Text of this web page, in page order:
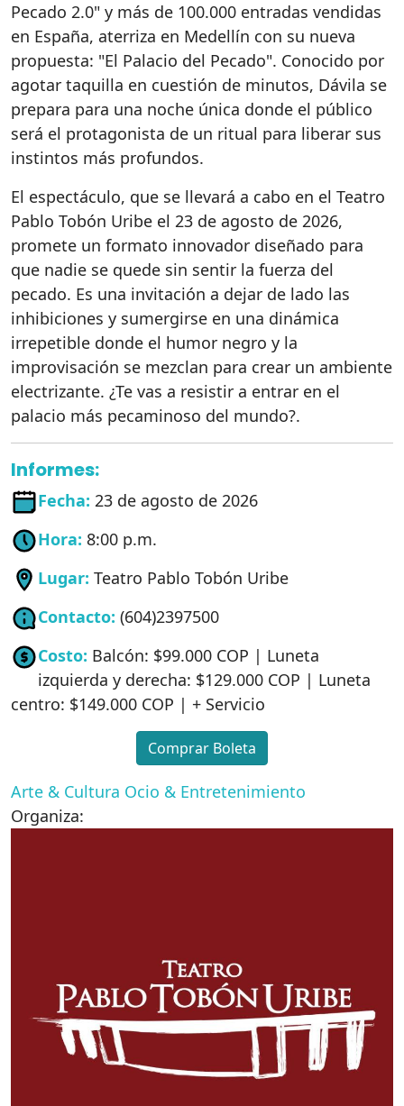
Pecado 2.0" y más de 100.000 entradas vendidas
en España, aterriza en Medellín con su nueva
propuesta: "El Palacio del Pecado". Conocido por
agotar taquilla en cuestión de minutos, Dávila se
prepara para una noche única donde el público
será el protagonista de un ritual para liberar sus
instintos más profundos.
El espectáculo, que se llevará a cabo en el Teatro
Pablo Tobón Uribe el 23 de agosto de 2026,
promete un formato innovador diseñado para
que nadie se quede sin sentir la fuerza del
pecado. Es una invitación a dejar de lado las
inhibiciones y sumergirse en una dinámica
irrepetible donde el humor negro y la
improvisación se mezclan para crear un ambiente
electrizante. ¿Te vas a resistir a entrar en el
palacio más pecaminoso del mundo?.
Informes:
Fecha: 23 de agosto de 2026
Hora: 8:00 p.m.
Lugar: Teatro Pablo Tobón Uribe
Contacto: (604)2397500
Costo: Balcón: $99.000 COP | Luneta
izquierda y derecha: $129.000 COP | Luneta
centro: $149.000 COP | + Servicio
Comprar Boleta
Arte & Cultura Ocio & Entretenimiento
Organiza: